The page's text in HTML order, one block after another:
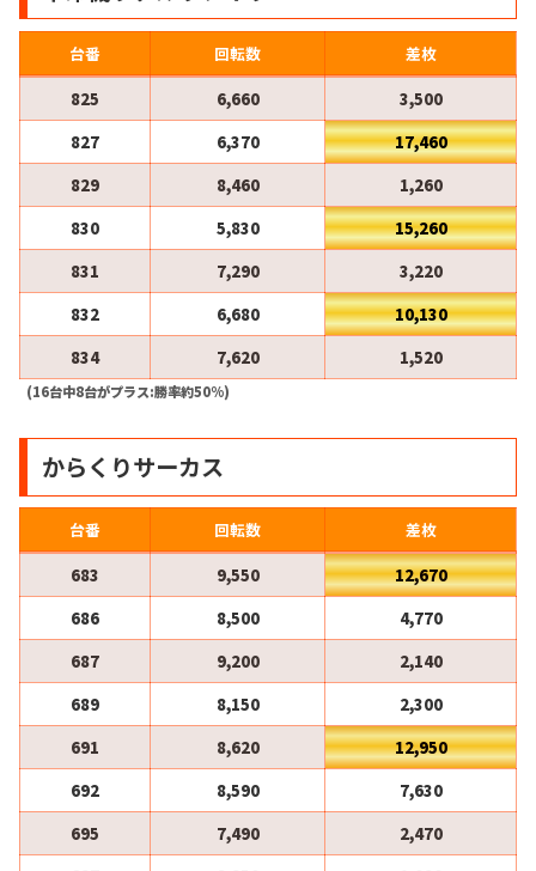
台番 回転数
差枚
825
6,660
3,500
827
6,370
17,460
829
8,460
1,260
830
5,830
15,260
831
7,290
3,220
832
6,680
10,130
834
7,620 1,520
(16台中8台がプラス:勝率約50%)
からくりサーカス
台番 回転数
差枚
683
9,550
12,670
686
8,500
4,770
687
9,200
2,140
689
8,150
2,300
691
8,620
12,950
692
8,590
7,630
695
7,490
2,470